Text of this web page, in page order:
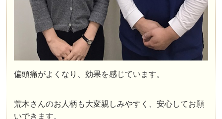
偏頭痛がよくなり、効果を感じています。
荒木さんのお人柄も大変親しみやすく、安心してお願
いできます。